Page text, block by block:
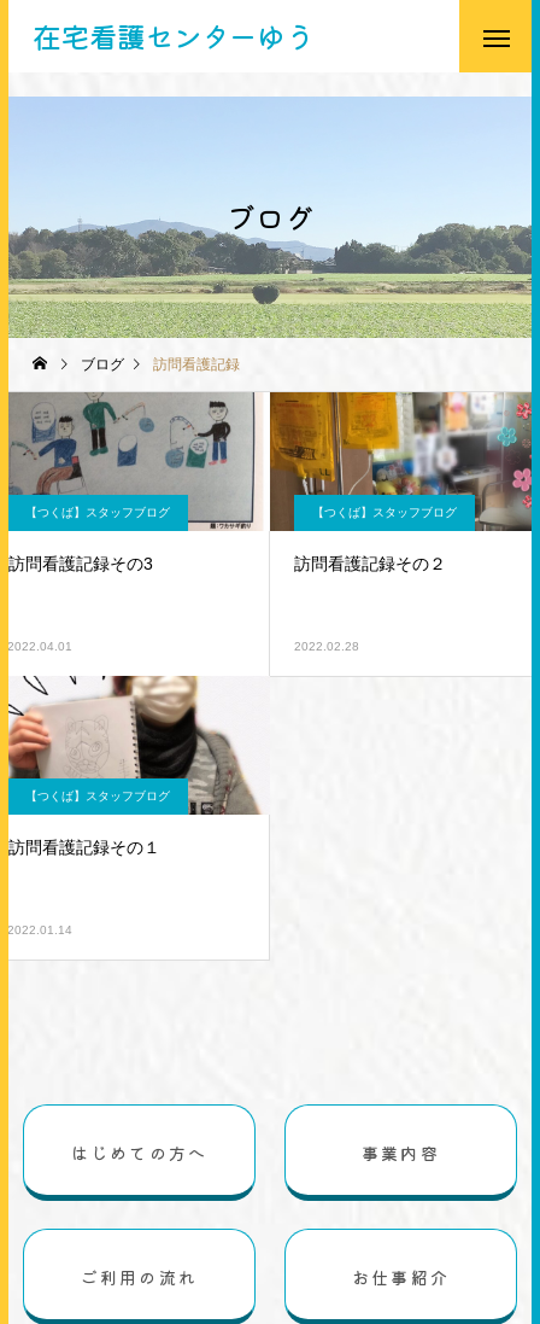
在宅看護センターゆう
ブログ
ブログ 訪問看護記録
【つくば】スタッフブログ
訪問看護記録その3
2022.04.01
【つくば】スタッフブログ
訪問看護記録その２
2022.02.28
【つくば】スタッフブログ
訪問看護記録その１
2022.01.14
はじめての方へ 事業内容
ご利用の流れ お仕事紹介